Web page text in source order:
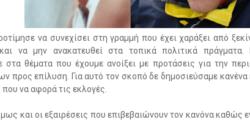
να συνεχίσει στη γραμμή που έχει χαράξει από
να μην ανακατευθεί στα τοπικά πολιτικά πράγματα.
στα θέματα που έχουμε ανοίξει με προτάσεις για την
προς επίλυση. Για αυτό τον σκοπό δε δημοσιεύσαμε κανένα
που να αφορά τις εκλογές.
και οι εξαιρέσεις που επιβεβαιώνουν τον κανόνα καθώς